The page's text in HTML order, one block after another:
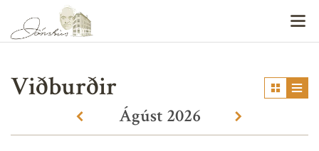
Viðburðir
Ágúst 2026
« »